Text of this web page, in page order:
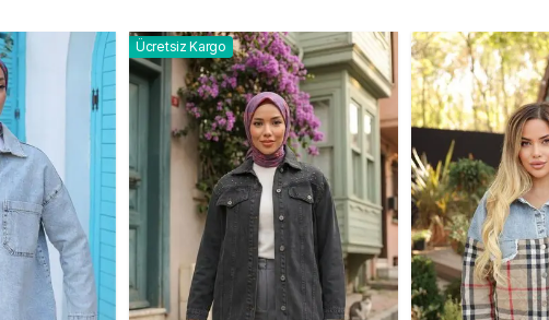
Ücretsiz Kargo